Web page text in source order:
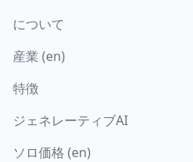
について
産業 (en)
特徴
ジェネレーティブAI
ソロ価格 (en)